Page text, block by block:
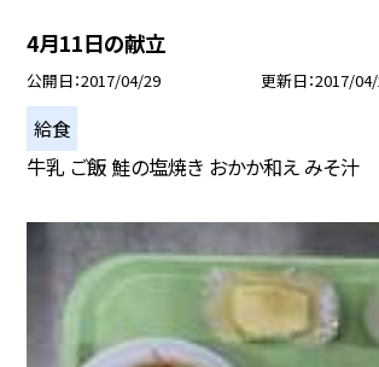
4月11日の献立
公開日 2017/04/29 更新日 2017/
給食
牛乳 ご飯 鮭の塩焼き おかか和え みそ汁